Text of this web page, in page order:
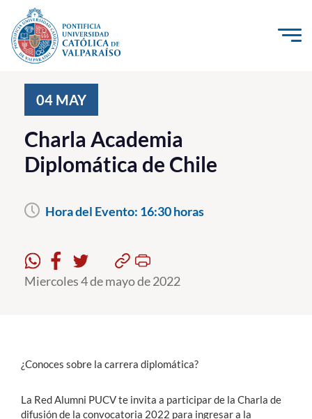
Click acá para ir directamente al contenido
Investigación, Creación e Innovación
PUCV Internacional
Vinculación con el Medio
Admisión
Pregrado
Postgrado
Funcionarios
04 MAY
Charla Academia
Diplomática de Chile
Hora del Evento: 16:30 horas
Miercoles 4 de mayo de 2022
¿Conoces sobre la carrera diplomática?
La Red Alumni PUCV te invita a participar de la Charla de
difusión de la convocatoria 2022 para ingresar a la